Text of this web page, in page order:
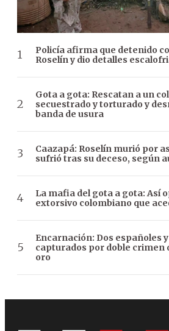
Policía afirma que detenido
Roselín y dio detalles
Gota a gota: Rescatan a un
secuestrado y torturado y
banda de usura
Caazapá: Roselín murió por
sufrió tras su deceso, según
La mafia del gota a gota: Así
extorsivo colombiano que
Encarnación: Dos españoles
capturados por doble crimen
oro